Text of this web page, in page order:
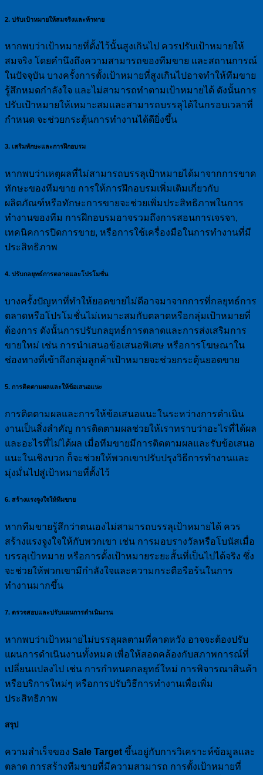
2. ปรับเป้าหมายให้สมจริงและท้าทาย
หากพบว่าเป้าหมายที่ตั้งไว้นั้นสูงเกินไป ควรปรับเป้าหมายให้
สมจริง โดยคำนึงถึงความสามารถของทีมขาย และสถานการณ์
ในปัจจุบัน บางครั้งการตั้งเป้าหมายที่สูงเกินไปอาจทำให้ทีมขาย
รู้สึกหมดกำลังใจ และไม่สามารถทำตามเป้าหมายได้ ดังนั้นการ
ปรับเป้าหมายให้เหมาะสมและสามารถบรรลุได้ในกรอบเวลาที่
กำหนด จะช่วยกระตุ้นการทำงานได้ดียิ่งขึ้น
3. เสริมทักษะและการฝึกอบรม
หากพบว่าเหตุผลที่ไม่สามารถบรรลุเป้าหมายได้มาจากการขาด
ทักษะของทีมขาย การให้การฝึกอบรมเพิ่มเติมเกี่ยวกับ
ผลิตภัณฑ์หรือทักษะการขายจะช่วยเพิ่มประสิทธิภาพในการ
ทำงานของทีม การฝึกอบรมอาจรวมถึงการสอนการเจรจา,
เทคนิคการปิดการขาย, หรือการใช้เครื่องมือในการทำงานที่มี
ประสิทธิภาพ
4. ปรับกลยุทธ์การตลาดและโปรโมชั่น
บางครั้งปัญหาที่ทำให้ยอดขายไม่ดีอาจมาจากการที่กลยุทธ์การ
ตลาดหรือโปรโมชั่นไม่เหมาะสมกับตลาดหรือกลุ่มเป้าหมายที่
ต้องการ ดังนั้นการปรับกลยุทธ์การตลาดและการส่งเสริมการ
ขายใหม่ เช่น การนำเสนอข้อเสนอพิเศษ หรือการโฆษณาใน
ช่องทางที่เข้าถึงกลุ่มลูกค้าเป้าหมายจะช่วยกระตุ้นยอดขาย
5. การติดตามผลและให้ข้อเสนอแนะ
การติดตามผลและการให้ข้อเสนอแนะในระหว่างการดำเนิน
งานเป็นสิ่งสำคัญ การติดตามผลช่วยให้เราทราบว่าอะไรที่ได้ผล
และอะไรที่ไม่ได้ผล เมื่อทีมขายมีการติดตามผลและรับข้อเสนอ
แนะในเชิงบวก ก็จะช่วยให้พวกเขาปรับปรุงวิธีการทำงานและ
มุ่งมั่นไปสู่เป้าหมายที่ตั้งไว้
6. สร้างแรงจูงใจให้ทีมขาย
หากทีมขายรู้สึกว่าตนเองไม่สามารถบรรลุเป้าหมายได้ ควร
สร้างแรงจูงใจให้กับพวกเขา เช่น การมอบรางวัลหรือโบนัสเมื่อ
บรรลุเป้าหมาย หรือการตั้งเป้าหมายระยะสั้นที่เป็นไปได้จริง ซึ่ง
จะช่วยให้พวกเขามีกำลังใจและความกระตือรือร้นในการ
ทำงานมากขึ้น
7. ตรวจสอบและปรับแผนการดำเนินงาน
หากพบว่าเป้าหมายไม่บรรลุผลตามที่คาดหวัง อาจจะต้องปรับ
แผนการดำเนินงานทั้งหมด เพื่อให้สอดคล้องกับสภาพการณ์ที่
เปลี่ยนแปลงไป เช่น การกำหนดกลยุทธ์ใหม่ การพิจารณาสินค้า
หรือบริการใหม่ๆ หรือการปรับวิธีการทำงานเพื่อเพิ่ม
ประสิทธิภาพ
สรุป
ความสำเร็จของ Sale Target ขึ้นอยู่กับการวิเคราะห์ข้อมูลและ
ตลาด การสร้างทีมขายที่มีความสามารถ การตั้งเป้าหมายที่